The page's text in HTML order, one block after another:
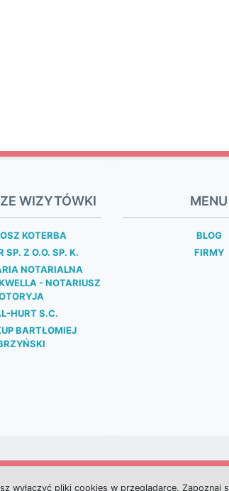
WIZYTÓWKI
KOTERBA
SP. Z O.O. SP. K.
NOTARIALNA
- NOTARIUSZ
HURT S.C.
BARTŁOMIEJ
MENU
BLOG
FIRMY
sz wyłączyć pliki cookies w przeglądarce. Zapoznaj s